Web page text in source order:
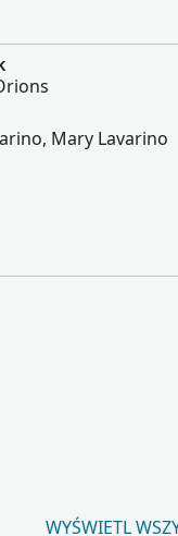
Mary Lavarino
WYŚWIETL